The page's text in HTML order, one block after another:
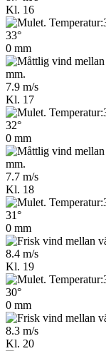
Kl. 16
33°
0 mm
7.9 m/s
Kl. 17
32°
0 mm
7.7 m/s
Kl. 18
31°
0 mm
8.4 m/s
Kl. 19
30°
0 mm
8.3 m/s
Kl. 20